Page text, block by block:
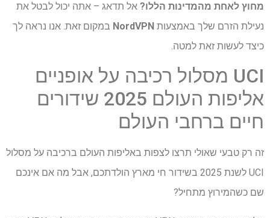
מחוץ לאחת מהמדינות הללו? אל תדאג – אתה יכול לבטל את
נעילת הזרם שלך באמצעות NordVPN במקום זאת. אנו נראה לך
כיצד לעשות זאת למטה.
UCI מסלול רכיבה על אופניים
אליפות העולם 2025 שידורים
חיים ברחבי העולם
זה רק טבעי שאולי תרצו לצפות באליפות העולם ברכיבה על מסלול
UCI לשנת 2025 בשידור חי מארץ הולדתכם, אבל מה אם אינכם
שם כשהמירוץ מתחיל?